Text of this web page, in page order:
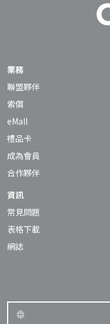
業務
聯盟夥伴
索償
eMall
禮品卡
成為會員
合作夥伴
資訊
常見問題
表格下載
網誌